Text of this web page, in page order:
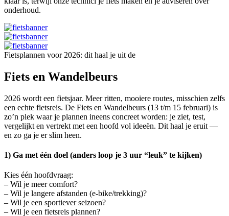
onderhoud.
Fietsplannen voor 2026: dit haal je uit de
Fiets en Wandelbeurs
2026 wordt een fietsjaar. Meer ritten, mooiere routes, misschien zelfs
een echte fietsreis. De Fiets en Wandelbeurs (13 t/m 15 februari) is
zo’n plek waar je plannen ineens concreet worden: je ziet, test,
vergelijkt en vertrekt met een hoofd vol ideeën. Dit haal je eruit —
en zo ga je er slim heen.
1) Ga met één doel (anders loop je 3 uur “leuk” te kijken)
Kies één hoofdvraag:
– Wil je meer comfort?
– Wil je langere afstanden (e-bike/trekking)?
– Wil je een sportiever seizoen?
– Wil je een fietsreis plannen?